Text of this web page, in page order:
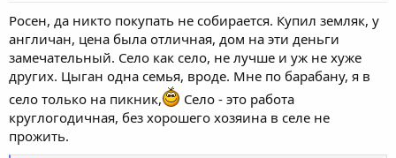
Росен, да никто покупать не собирается. Купил земляк, у
англичан, цена была отличная, дом на эти деньги
замечательный. Село как село, не лучше и уж не хуже
других. Цыган одна семья, вроде. Мне по барабану, я в
село только на пикник,
Село - это работа
круглогодичная, без хорошего хозяина в селе не
прожить.